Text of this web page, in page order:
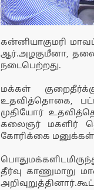
கன்னியாகுமரி
ஆர்.அழகுமீனா,
நடைபெற்றது.
மக்கள்
உதவித்தொகை,
முதியோர்
கலைஞர் மகளிர்
கோரிக்கை மனுக்கள்
தீர்வு காணுமாறு